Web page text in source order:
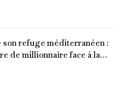
son refuge méditerranéen :
de millionnaire face à la